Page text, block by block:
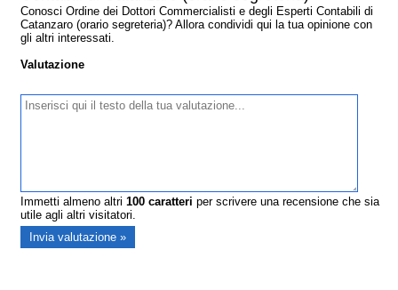
Conosci Ordine dei Dottori Commercialisti e degli Esperti Contabili di
Catanzaro (orario segreteria)? Allora condividi qui la tua opinione con
gli altri interessati.
Valutazione
Immetti almeno altri100 caratteri per scrivere una recensione che sia
utile agli altri visitatori.